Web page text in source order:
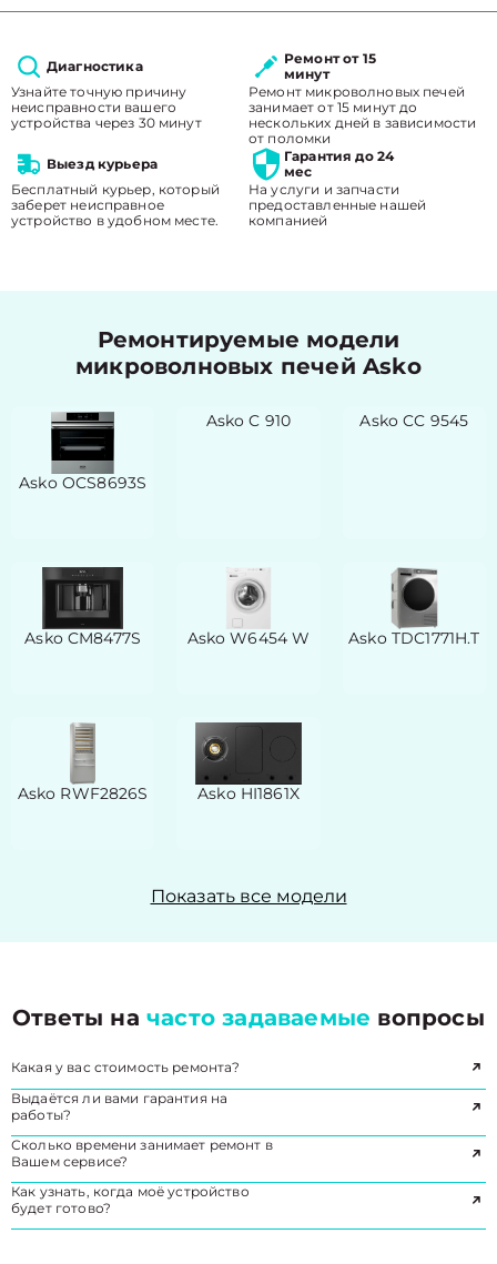
Диагностика
Узнайте точную причину
неисправности вашего
устройства через 30 минут
Ремонт от 15
минут
Ремонт микроволновых печей
занимает от 15 минут до
нескольких дней в зависимости
от поломки
Выезд курьера
Бесплатный курьер, который
заберет неисправное
устройство в удобном месте.
Гарантия до 24
мес
На услуги и запчасти
предоставленные нашей
компанией
Ремонтируемые модели
микроволновых печей Asko
Asko OCS8693S
Asko C 910 Asko CC 9545
Asko CM8477S Asko W6454 W Asko TDC1771H.T
Asko RWF2826S Asko HI1861X
Показать все модели
Ответы начасто задаваемые вопросы
Какая у вас стоимость ремонта?
Выдаётся ли вами гарантия на
работы?
Сколько времени занимает ремонт в
Вашем сервисе?
Как узнать, когда моё устройство
будет готово?